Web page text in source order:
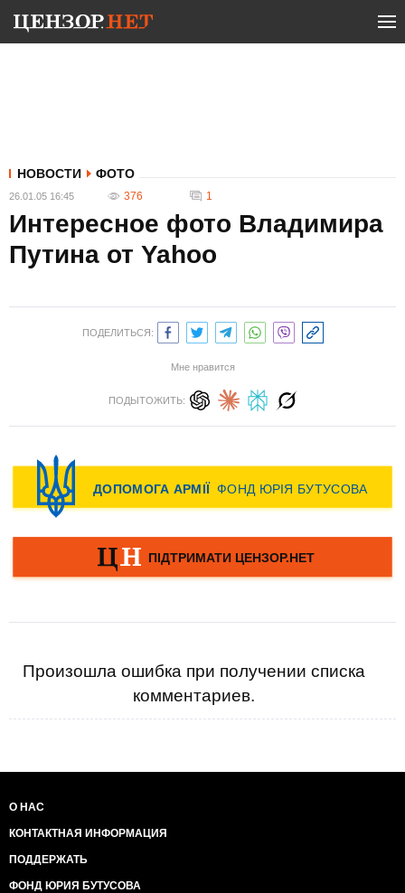
НОВОСТИ ФОТО
26.01.05 16:45 376 1
Интересное фото Владимира
Путина от Yahoo
ПОДЕЛИТЬСЯ:
Мне нравится
ПОДЫТОЖИТЬ:
Произошла ошибка при получении списка
комментариев.
О НАС
КОНТАКТНАЯ ИНФОРМАЦИЯ
ПОДДЕРЖАТЬ
ФОНД ЮРИЯ БУТУСОВА